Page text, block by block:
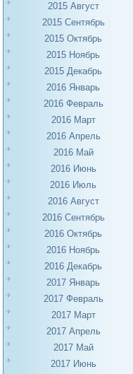
2015 Август
2015 Сентябрь
2015 Октябрь
2015 Ноябрь
2015 Декабрь
2016 Январь
2016 Февраль
2016 Март
2016 Апрель
2016 Май
2016 Июнь
2016 Июль
2016 Август
2016 Сентябрь
2016 Октябрь
2016 Ноябрь
2016 Декабрь
2017 Январь
2017 Февраль
2017 Март
2017 Апрель
2017 Май
2017 Июнь